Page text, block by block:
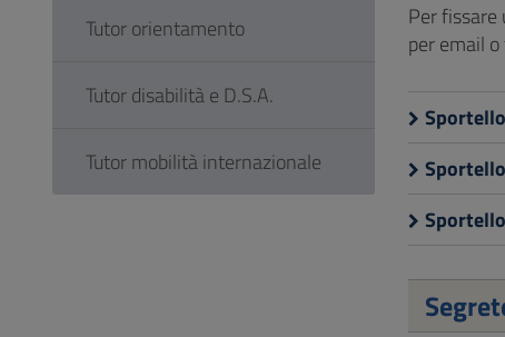
Per
per email
Tutor orientamento
Tutor disabilità e D.S.A.
Tutor mobilità internazionale